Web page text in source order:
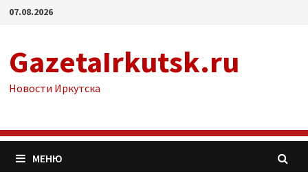
Перейти
07.08.2026
GazetaIrkutsk.ru
Новости Иркутска
МЕНЮ